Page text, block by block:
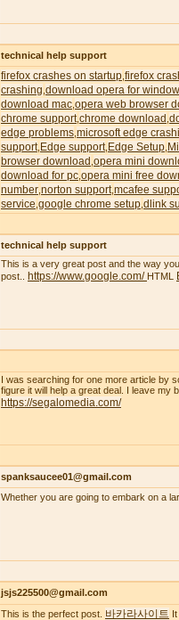
technical help support
firefox crashes on startup firefox
crashing download opera for
download mac opera web browser
chrome support chrome download
edge problems microsoft edge
support Edge support Edge Setup
browser download opera mini
download for pc opera mini free
number norton support mcafee
service google chrome setup dlink
technical help support
This is a very great post and the way
post..
https://www.google.com/ HTML
I was searching for one more article by
figure it will help a great deal. I leave my
https://segalomedia.com/
spanksaucee01@gmail.com
Whether you are going to embark on a
jsjs225500@gmail.com
This is the perfect post. 바카라사이트